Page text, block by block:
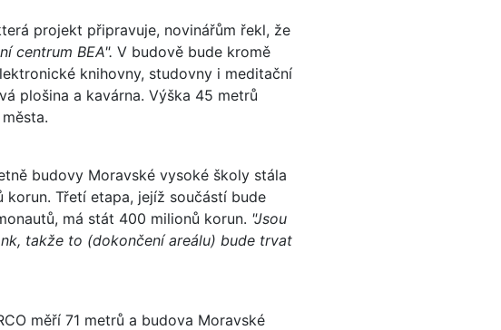
projekt připravuje, novinářům řekl, že
centrum BEA". V budově bude kromě
knihovny, studovny i meditační
plošina a kavárna. Výška 45 metrů
budovy Moravské vysoké školy stála
Třetí etapa, jejíž součástí bude
má stát 400 milionů korun. "Jsou
takže to (dokončení areálu) bude trvat
měří 71 metrů a budova Moravské